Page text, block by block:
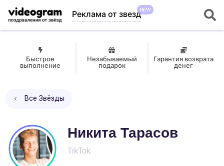
Реклама от звездNEW
Быстрое
выполнение
Незабываемый
подарок
Гарантия возврата
денег
Все Звёзды
Никита Тарасов
TikTok